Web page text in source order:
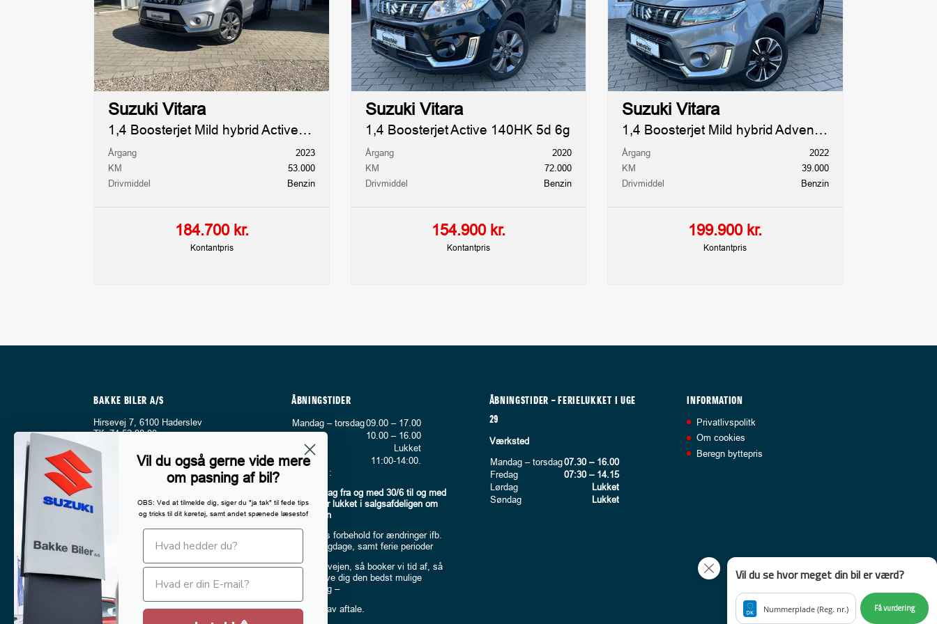
RUMMELIGHED OG MÅL
Karosseri
SUV
Farve
Koks metal
Antal døre
5
Antal sæder
5
Bredde
1,78m
Højde Længde
4,18m
Totalvægt
Tilkoblingsvægt med
Tilkoblingsvægt uden
Forhandler
referencenummer
110769
Suzuki Vitara
1,4 Boosterjet Mild hybrid Active 129HK 5d 6g
184.700 kr.
Kontantpris
2023
Årgang
53.000
KM
Benzin
Drivmiddel
Suzuki Vitara
1,4 Boosterjet Active 140HK 5d 6g
154.900 kr.
Kontantpris
2020
Årgang
72.000
KM
Benzin
Drivmiddel
Suzuki Vitara
1,4 Boosterjet Mild hybrid Adventure 129HK 5d 6g Aut.
199.900 kr.
Kontantpris
2022
Årgang
39.000
KM
Benzin
Drivmiddel
BAKKE BILER A/S
Hirsevej 7, 6100 Haderslev
Tlf:74 52 98 00
Hold dig opdateret med seneste nyt
fra os på Facebook
FØLG OS
ÅBNINGSTIDER
Mandag – torsdag09.00 – 17.00
Fredag
10.00 – 16.00
Lørdag
Lukket
Søndag*
11:00-14:00.
Bemærk :
Fra søndag fra og med 30/6 til og med
9/8 er der lukket i salgsafdeligen om
søndagen
Der tages forbehold for ændringer ifb.
med helligdage, samt ferie perioder
Ring i forvejen, så booker vi tid af, så
vi kan give dig den bedst mulige
vejledning –
Ring og lav aftale.
ÅBNINGSTIDER – FERIELUKKET I UGE
29
Værksted
Mandag – torsdag07.30 – 16.00
Fredag
07:30 – 14.15
Lørdag
Lukket
Søndag
Lukket
INFORMATION
Privatlivspolitk
Om cookies
Beregn byttepris
Vil du se hvor meget din bil er værd?
Nummerplade (Reg. nr.) Få vurdering
Vil du også gerne vide mere
om pasning af bil?
OBS: Ved at tilmelde dig, siger du "ja tak" til fede tips
og tricks til dit køretøj, samt andet spænede læsestof